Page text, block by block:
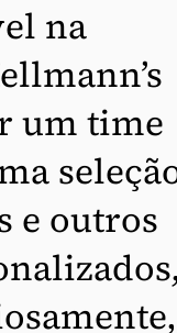
na
um time
e outros